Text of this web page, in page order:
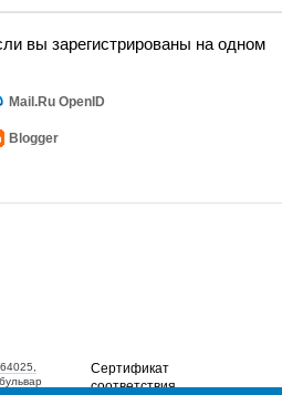
вы зарегистрированы на одном
Mail.Ru OpenID
Blogger
Сертификат
соответствия